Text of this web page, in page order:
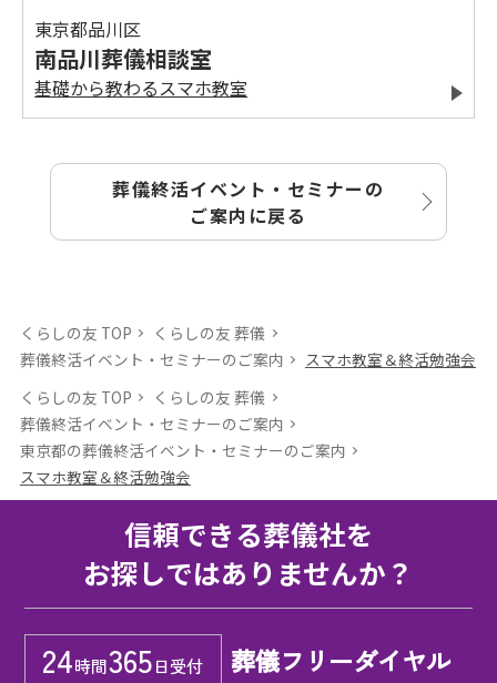
東京都品川区
南品川葬儀相談室
基礎から教わるスマホ教室
葬儀終活イベント・セミナーの
ご案内に戻る
くらしの友 TOP
くらしの友 葬儀
葬儀終活イベント・セミナーのご案内
スマホ教室＆終活勉強会
くらしの友 TOP
くらしの友 葬儀
葬儀終活イベント・セミナーのご案内
東京都の葬儀終活イベント・セミナーのご案内
スマホ教室＆終活勉強会
信頼できる葬儀社を
お探しではありませんか？
24時間365日受付 葬儀フリーダイヤル